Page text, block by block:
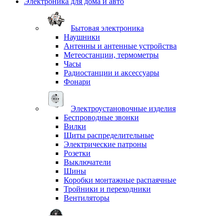
Бытовая электроника
Наушники
Антенны и антенные устройства
Метеостанции, термометры
Часы
Радиостанции и аксессуары
Фонари
Электроустановочные изделия
Беспроводные звонки
Вилки
Щиты распределительные
Электрические патроны
Розетки
Выключатели
Шины
Коробки монтажные распаячные
Тройники и переходники
Вентиляторы